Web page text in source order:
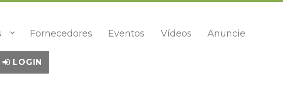
Fornecedores Eventos Vídeos Anuncie
LOGIN